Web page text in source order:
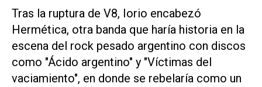
Tras la ruptura de V8, Iorio encabezó
Hermética, otra banda que haría historia en la
escena del rock pesado argentino con discos
como "Ácido argentino" y "Víctimas del
vaciamiento", en donde se rebelaría como un